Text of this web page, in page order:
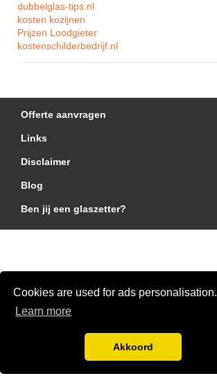
Cookies are used for ads personalisation.
Learn more
Akkoord
dubbelglas-tips.nl
kosten kozijnen
Prijzen Loodgieter
kostenschilderbedrijf.nl
Offerte aanvragen
Links
Disclaimer
Blog
Ben jij een glaszetter?